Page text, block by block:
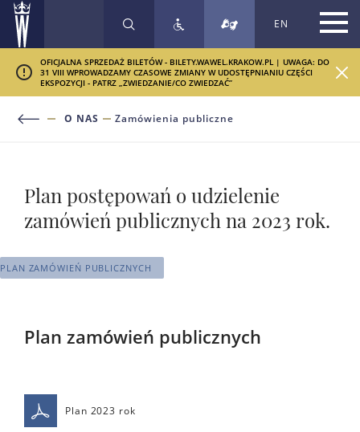
SZUKAJ EN
OFICJALNA SPRZEDAŻ BILETÓW - BILETY.WAWEL.KRAKOW.PL | UWAGA: DO
31 VIII WPROWADZAMY CZASOWE ZMIANY W UDOSTĘPNIANIU CZĘŚCI
EKSPOZYCJI - PATRZ „ZWIEDZANIE/CO ZWIEDZAĆ”
O NAS Zamówienia publiczne
Plan postępowań o udzielenie
zamówień publicznych na 2023 rok.
PLAN ZAMÓWIEŃ PUBLICZNYCH
Plan zamówień publicznych
Plan 2023 rok